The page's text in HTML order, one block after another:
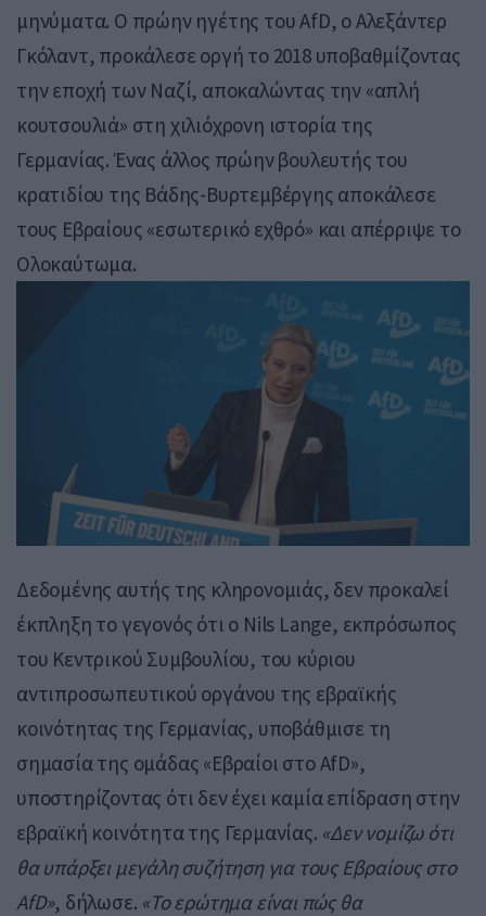
μηνύματα. Ο πρώην ηγέτης του AfD, ο Αλεξάντερ
Γκόλαντ, προκάλεσε οργή το 2018 υποβαθμίζοντας
την εποχή των Ναζί, αποκαλώντας την «απλή
κουτσουλιά» στη χιλιόχρονη ιστορία της
Γερμανίας. Ένας άλλος πρώην βουλευτής του
κρατιδίου της Βάδης-Βυρτεμβέργης αποκάλεσε
τους Εβραίους «εσωτερικό εχθρό» και απέρριψε το
Ολοκαύτωμα.
Δεδομένης αυτής της κληρονομιάς, δεν προκαλεί
έκπληξη το γεγονός ότι ο Nils Lange, εκπρόσωπος
του Κεντρικού Συμβουλίου, του κύριου
αντιπροσωπευτικού οργάνου της εβραϊκής
κοινότητας της Γερμανίας, υποβάθμισε τη
σημασία της ομάδας «Εβραίοι στο AfD»,
υποστηρίζοντας ότι δεν έχει καμία επίδραση στην
εβραϊκή κοινότητα της Γερμανίας. «Δεν νομίζω ότι
θα υπάρξει μεγάλη συζήτηση για τους Εβραίους στο
AfD», δήλωσε. «Το ερώτημα είναι πώς θα